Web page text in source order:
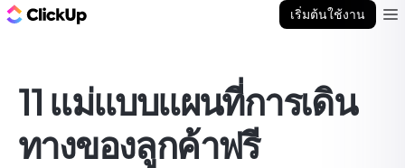
เริ่มต้นใช้งาน
11 แม่แบบแผนที่การเดิน
ทางของลูกค้าฟรี